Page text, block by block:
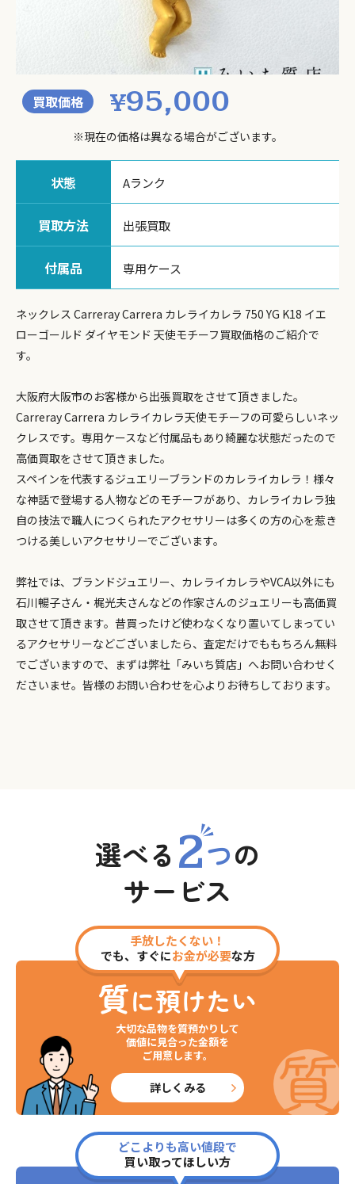
買取価格 ¥95,000
※現在の価格は異なる場合がございます。
状態 Aランク
買取方法 出張買取
付属品 専用ケース
ネックレス Carreray Carrera カレライカレラ 750 YG K18 イエ
ローゴールド ダイヤモンド 天使モチーフ買取価格のご紹介で
す。
大阪府大阪市のお客様から出張買取をさせて頂きました。
Carreray Carrera カレライカレラ天使モチーフの可愛らしいネッ
クレスです。専用ケースなど付属品もあり綺麗な状態だったので
高価買取をさせて頂きました。
スペインを代表するジュエリーブランドのカレライカレラ！様々
な神話で登場する人物などのモチーフがあり、カレライカレラ独
自の技法で職人につくられたアクセサリーは多くの方の心を惹き
つける美しいアクセサリーでございます。
弊社では、ブランドジュエリー、カレライカレラやVCA以外にも
石川暢子さん・梶光夫さんなどの作家さんのジュエリーも高価買
取させて頂きます。昔買ったけど使わなくなり置いてしまってい
るアクセサリーなどございましたら、査定だけでももちろん無料
でございますので、まずは弊社「みいち質店」へお問い合わせく
ださいませ。皆様のお問い合わせを心よりお待ちしております。
選べる 2つの
サービス
手放したくない！
でも、すぐにお金が必要な方
質に預けたい
大切な品物を質預かりして
価値に見合った金額を
ご用意します。
詳しくみる
どこよりも高い値段で
買い取ってほしい方